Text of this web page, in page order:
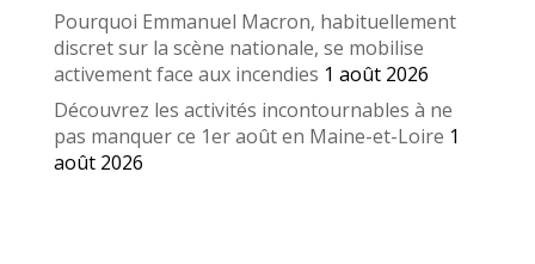
Pourquoi Emmanuel Macron, habituellement
discret sur la scène nationale, se mobilise
activement face aux incendies 1 août 2026
Découvrez les activités incontournables à ne
pas manquer ce 1er août en Maine-et-Loire 1
août 2026